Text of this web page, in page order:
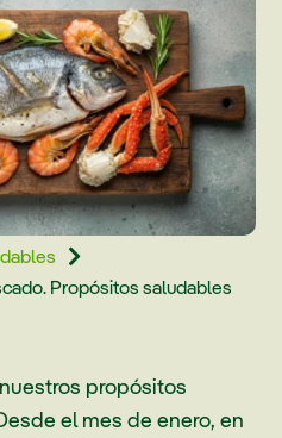

Propósitos saludables
propósitos
el mes de enero, en